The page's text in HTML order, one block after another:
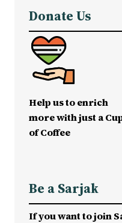
Donate Us
Help us to enrich
more with just a
of Coffee
Be a Sarjak
If you want to join